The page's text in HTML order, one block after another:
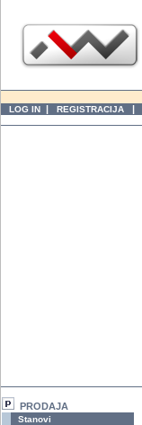
LOG IN | REGISTRACIJA |
PRODAJA
Stanovi